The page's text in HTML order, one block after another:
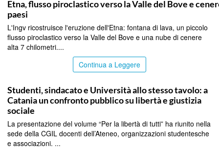
Etna, flusso piroclastico verso la Valle del Bove e
paesi
L'Ingv ricostruisce l'eruzione dell'Etna: fontana di lava, un piccolo
flusso piroclastico verso la Valle del Bove e una nube di cenere
alta 7 chilometri....
Continua a Leggere
Studenti, sindacato e Università allo stesso tavolo: a
Catania un confronto pubblico su libertà e giustizia
sociale
La presentazione del volume “Per la libertà di tutti” ha riunito nella
sede della CGIL docenti dell’Ateneo, organizzazioni studentesche
e associazioni. ...